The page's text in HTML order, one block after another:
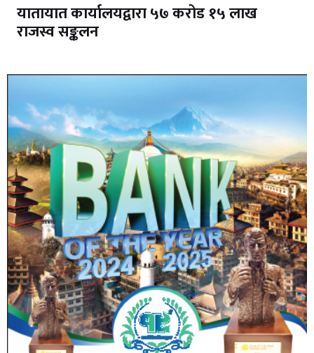
यातायात कार्यालयद्वारा ५७ करोड १५ लाख
राजस्व सङ्कलन